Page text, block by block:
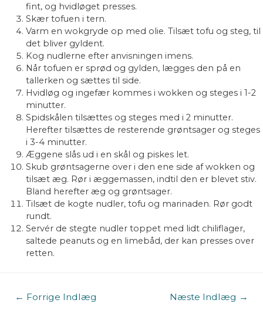
fint, og hvidløget presses.
Skær tofuen i tern.
Varm en wokgryde op med olie. Tilsæt tofu og steg, til
det bliver gyldent.
Kog nudlerne efter anvisningen imens.
Når tofuen er sprød og gylden, lægges den på en
tallerken og sættes til side.
Hvidløg og ingefær kommes i wokken og steges i 1-2
minutter.
Spidskålen tilsættes og steges med i 2 minutter.
Herefter tilsættes de resterende grøntsager og steges
i 3-4 minutter.
Æggene slås ud i en skål og piskes let.
Skub grøntsagerne over i den ene side af wokken og
tilsæt æg. Rør i æggemassen, indtil den er blevet stiv.
Bland herefter æg og grøntsager.
Tilsæt de kogte nudler, tofu og marinaden. Rør godt
rundt.
Servér de stegte nudler toppet med lidt chiliflager,
saltede peanuts og en limebåd, der kan presses over
retten.
← Forrige Indlæg Næste Indlæg →